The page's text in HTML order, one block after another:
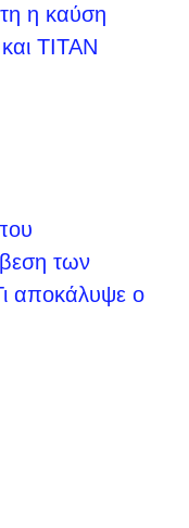
η καύση
ΤΙΤΑΝ
των
αποκάλυψε ο